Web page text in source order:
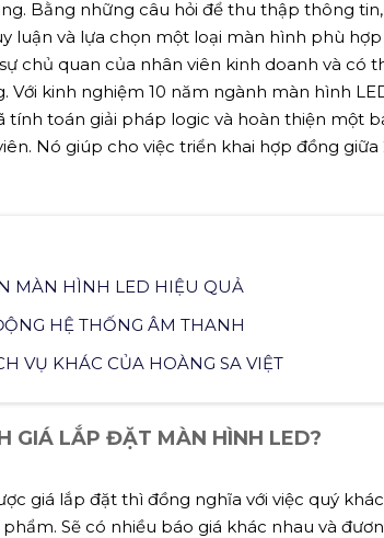
Bằng những câu hỏi để thu thập thông
luận và lựa chọn một loại màn hình phù
chủ quan của nhân viên kinh doanh và có
kinh nghiệm 10 năm ngành màn hình
tính toán giải pháp logic và hoàn thiện một
Nó giúp cho việc triển khai hợp đồng
MÀN HÌNH LED HIỆU QUẢ
HỆ THỐNG ÂM THANH
VỤ KHÁC CỦA HOÀNG SA VIỆT
GIÁ LẮP ĐẶT MÀN HÌNH LED?
giá lắp đặt thì đồng nghĩa với việc quý
Sẽ có nhiều báo giá khác nhau và